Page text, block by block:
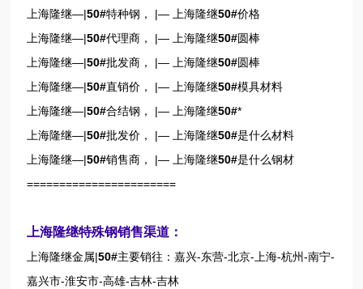
上海隆继—|50#特种钢， |— 上海隆继50#价格
上海隆继—|50#代理商， |— 上海隆继50#圆棒
上海隆继—|50#批发商， |— 上海隆继50#圆棒
上海隆继—|50#直销价， |— 上海隆继50#模具材料
上海隆继—|50#合结钢， |— 上海隆继50#*
上海隆继—|50#批发价， |— 上海隆继50#是什么材料
上海隆继—|50#销售商， |— 上海隆继50#是什么钢材
=======================
上海隆继特殊钢销售渠道：
上海隆继金属|50#主要销往：嘉兴-东营-北京-上海-杭州-南宁-
嘉兴市-淮安市-高雄-吉林-吉林